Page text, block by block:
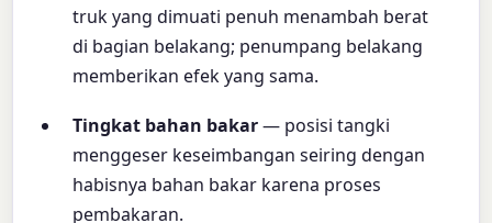
truk yang dimuati penuh menambah berat
di bagian belakang; penumpang belakang
memberikan efek yang sama.
Tingkat bahan bakar— posisi tangki
menggeser keseimbangan seiring dengan
habisnya bahan bakar karena proses
pembakaran.